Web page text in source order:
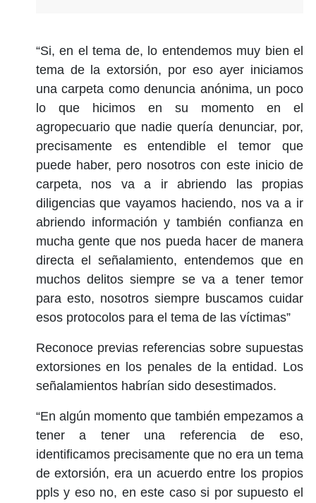
“Si, en el tema de, lo entendemos muy bien el
tema de la extorsión, por eso ayer iniciamos
una carpeta como denuncia anónima, un poco
lo que hicimos en su momento en el
agropecuario que nadie quería denunciar, por,
precisamente es entendible el temor que
puede haber, pero nosotros con este inicio de
carpeta, nos va a ir abriendo las propias
diligencias que vayamos haciendo, nos va a ir
abriendo información y también confianza en
mucha gente que nos pueda hacer de manera
directa el señalamiento, entendemos que en
muchos delitos siempre se va a tener temor
para esto, nosotros siempre buscamos cuidar
esos protocolos para el tema de las víctimas”
Reconoce previas referencias sobre supuestas
extorsiones en los penales de la entidad. Los
señalamientos habrían sido desestimados.
“En algún momento que también empezamos a
tener a tener una referencia de eso,
identificamos precisamente que no era un tema
de extorsión, era un acuerdo entre los propios
ppls y eso no, en este caso si por supuesto el